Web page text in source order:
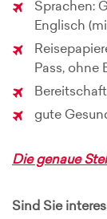
Sprachen:
Englisch
Pass, ohne
gute
Die genaue
Sind Sie